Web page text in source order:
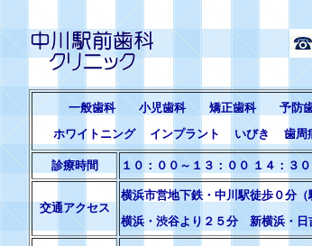
一般歯科 小児歯科 矯正歯科 予防
ホワイトニング インプラント いびき 歯
診療時間 １０：００～１３：００ １４：３
交通アクセス
横浜市営地下鉄・中川駅徒歩０分（
横浜・渋谷より２５分 新横浜・